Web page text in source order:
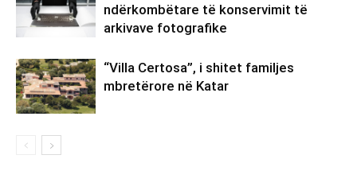
ndërkombëtare të konservimit të
arkivave fotografike
“Villa Certosa”, i shitet familjes
mbretërore në Katar